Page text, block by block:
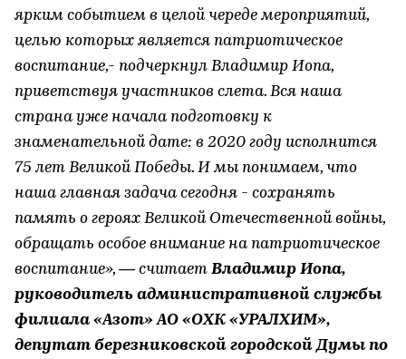
ярким событием в целой череде мероприятий,
целью которых является патриотическое
воспитание,- подчеркнул Владимир Иопа,
приветствуя участников слета. Вся наша
страна уже начала подготовку к
знаменательной дате: в 2020 году исполнится
75 лет Великой Победы. И мы понимаем, что
наша главная задача сегодня - сохранять
память о героях Великой Отечественной войны,
обращать особое внимание на патриотическое
воспитание», — считает Владимир Иопа,
руководитель административной службы
филиала «Азот» АО «ОХК «УРАЛХИМ»,
депутат березниковской городской Думы по